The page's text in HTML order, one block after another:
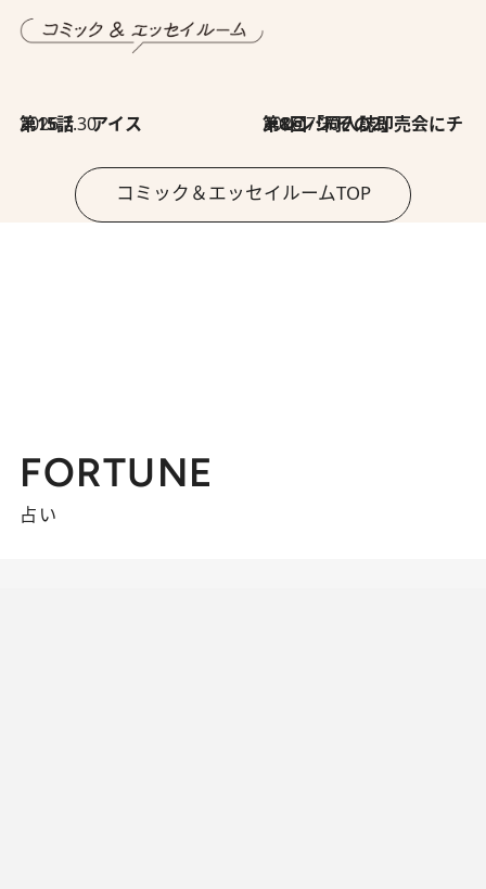
2026.7.30
第15話 アイス 2026.7.30
第8回「同人誌即売会にチャレンジ その2」
コミック＆エッセイルームTOP
FORTUNE
占い